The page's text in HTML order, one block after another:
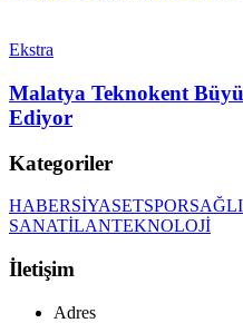
Ekstra
Malatya Teknokent
Ediyor
Kategoriler
HABERSİYASETSPOR
SANATİLANTEKNOLOJİ
İletişim
Adres